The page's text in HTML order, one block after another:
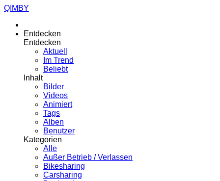
QIMBY
Entdecken
Entdecken
Aktuell
Im Trend
Beliebt
Inhalt
Bilder
Videos
Animiert
Tags
Alben
Benutzer
Kategorien
Alle
Außer Betrieb / Verlassen
Bikesharing
Carsharing